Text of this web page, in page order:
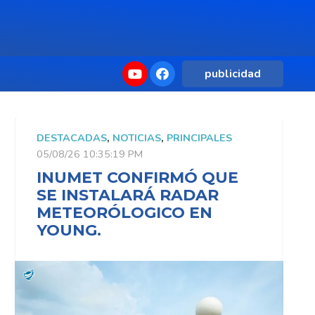
publicidad
DESTACADAS, NOTICIAS, PRINCIPALES
05/08/26 10:35:19 PM
INUMET CONFIRMÓ QUE
SE INSTALARÁ RADAR
METEORÓLOGICO EN
YOUNG.